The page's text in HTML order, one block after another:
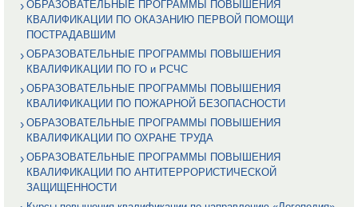
ОБРАЗОВАТЕЛЬНЫЕ ПРОГРАММЫ ПОВЫШЕНИЯ
КВАЛИФИКАЦИИ ПО ОКАЗАНИЮ ПЕРВОЙ ПОМОЩИ
ПОСТРАДАВШИМ
ОБРАЗОВАТЕЛЬНЫЕ ПРОГРАММЫ ПОВЫШЕНИЯ
КВАЛИФИКАЦИИ ПО ГО и РСЧС
ОБРАЗОВАТЕЛЬНЫЕ ПРОГРАММЫ ПОВЫШЕНИЯ
КВАЛИФИКАЦИИ ПО ПОЖАРНОЙ БЕЗОПАСНОСТИ
ОБРАЗОВАТЕЛЬНЫЕ ПРОГРАММЫ ПОВЫШЕНИЯ
КВАЛИФИКАЦИИ ПО ОХРАНЕ ТРУДА
ОБРАЗОВАТЕЛЬНЫЕ ПРОГРАММЫ ПОВЫШЕНИЯ
КВАЛИФИКАЦИИ ПО АНТИТЕРРОРИСТИЧЕСКОЙ
ЗАЩИЩЕННОСТИ